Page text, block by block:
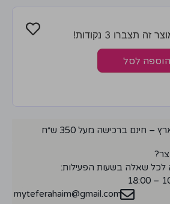
תצברו 3 נקודות!
הוספה לסל
חינם ברכישה מעל 350 ש״ח
לכל שאלה בשעות הפעילות:
myteferahaim@gmail.com